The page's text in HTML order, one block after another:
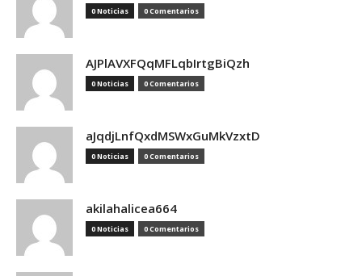
0 Noticias 0 Comentarios
AJPlAVXFQqMFLqbIrtgBiQzh
0 Noticias 0 Comentarios
aJqdjLnfQxdMSWxGuMkVzxtD
0 Noticias 0 Comentarios
akilahalicea664
0 Noticias 0 Comentarios